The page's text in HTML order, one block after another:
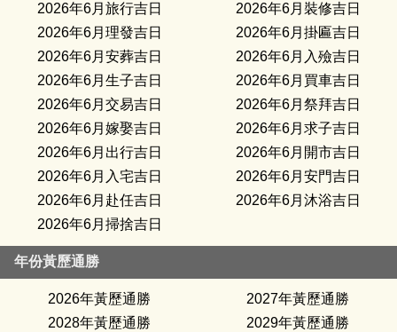
2026年6月旅行吉日
2026年6月裝修吉日
2026年6月理發吉日
2026年6月掛匾吉日
2026年6月安葬吉日
2026年6月入殮吉日
2026年6月生子吉日
2026年6月買車吉日
2026年6月交易吉日
2026年6月祭拜吉日
2026年6月嫁娶吉日
2026年6月求子吉日
2026年6月出行吉日
2026年6月開市吉日
2026年6月入宅吉日
2026年6月安門吉日
2026年6月赴任吉日
2026年6月沐浴吉日
2026年6月掃捨吉日
年份黃歷通勝
2026年黃歷通勝
2027年黃歷通勝
2028年黃歷通勝
2029年黃歷通勝